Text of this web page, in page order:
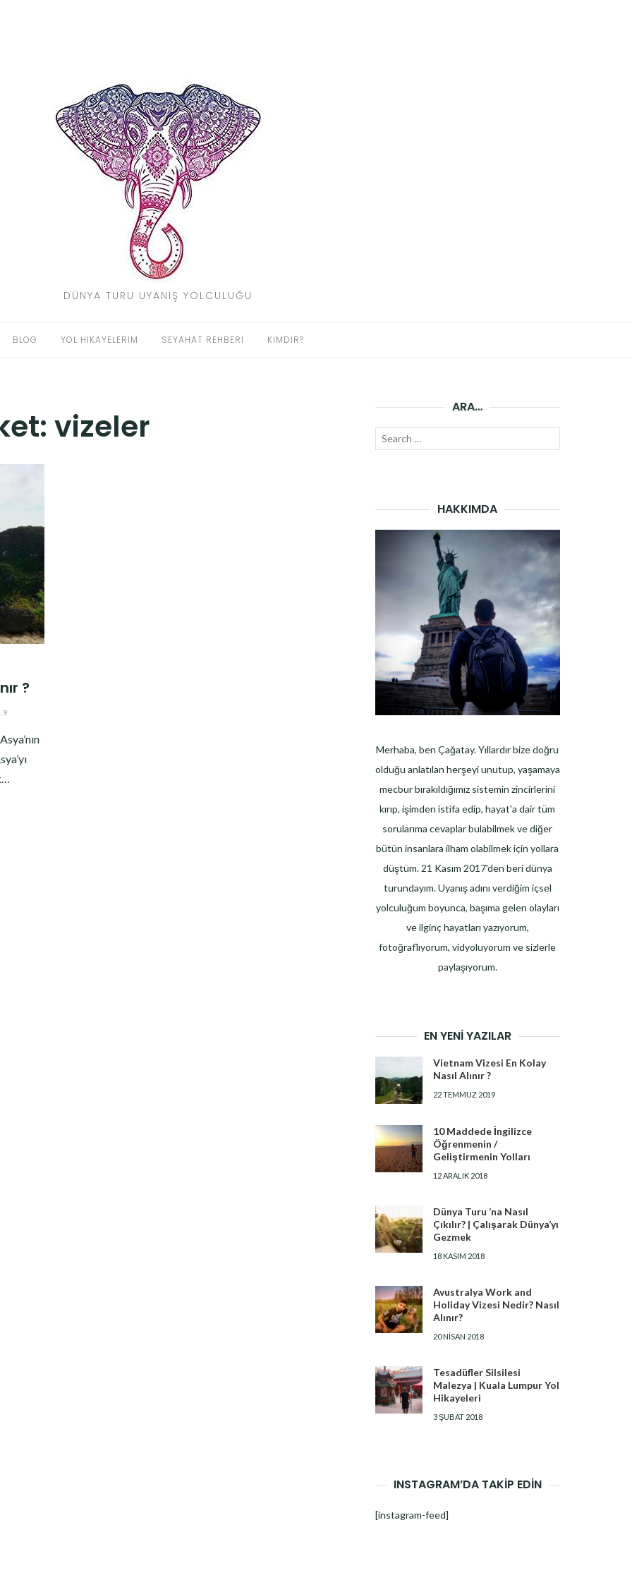
DÜNYA TURU UYANIŞ YOLCULUĞU
BLOG YOL HIKAYELERIM SEYAHAT REHBERI KIMDIR?
vizeler
?
ARA…
Search
HAKKIMDA
Merhaba, ben Çağatay. Yıllardır bize doğru
olduğu anlatılan herşeyi unutup, yaşamaya
mecbur bırakıldığımız sistemin zincirlerini
kırıp, işimden istifa edip, hayat'a dair tüm
sorularıma cevaplar bulabilmek ve diğer
bütün insanlara ilham olabilmek için yollara
düştüm. 21 Kasım 2017'den beri dünya
turundayım. Uyanış adını verdiğim içsel
yolculuğum boyunca, başıma gelen olayları
ve ilginç hayatları yazıyorum,
fotoğraflıyorum, vidyoluyorum ve sizlerle
paylaşıyorum.
EN YENI YAZILAR
Vietnam Vizesi En Kolay
Nasıl Alınır ?
22 TEMMUZ 2019
10 Maddede İngilizce
Öğrenmenin /
Geliştirmenin Yolları
12 ARALIK 2018
Dünya Turu ‘na Nasıl
Çıkılır? | Çalışarak Dünya’yı
Gezmek
18 KASIM 2018
Avustralya Work and
Holiday Vizesi Nedir? Nasıl
Alınır?
20 NISAN 2018
Tesadüfler Silsilesi
Malezya | Kuala Lumpur Yol
Hikayeleri
3 ŞUBAT 2018
INSTAGRAM’DA TAKİP EDİN
[instagram-feed]